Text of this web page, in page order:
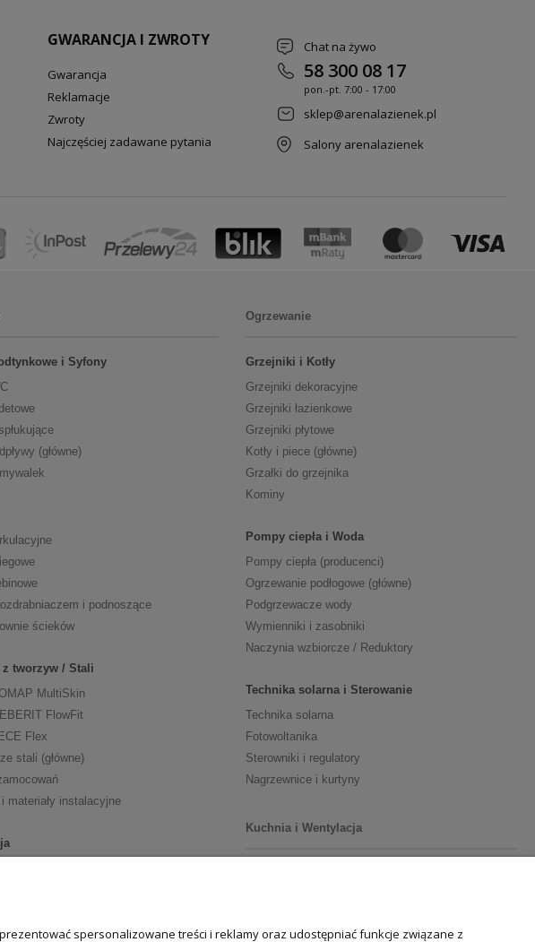
GWARANCJA I ZWROTY
Gwarancja
Reklamacje
Zwroty
Najczęściej zadawane pytania
Chat na żywo
58 300 08 17
pon.-pt. 7:00 - 17:00
sklep@arenalazienek.pl
Salony arenalazienek
i Syfony
(główne)
i podnoszące
ścieków
z tworzyw / Stali
MultiSkin
FlowFit
Flex
stali (główne)
materiały instalacyjne
Ogrzewanie
Grzejniki i Kotły
Grzejniki dekoracyjne
Grzejniki łazienkowe
Grzejniki płytowe
Kotły i piece (główne)
Grzałki do grzejnika
Kominy
Pompy ciepła i Woda
Pompy ciepła (producenci)
Ogrzewanie podłogowe (główne)
Podgrzewacze wody
Wymienniki i zasobniki
Naczynia wzbiorcze / Reduktory
Technika solarna i Sterowanie
Technika solarna
Fotowoltanika
Sterowniki i regulatory
Nagrzewnice i kurtyny
Kuchnia i Wentylacja
spersonalizowane treści i reklamy oraz udostępniać funkcje związane z